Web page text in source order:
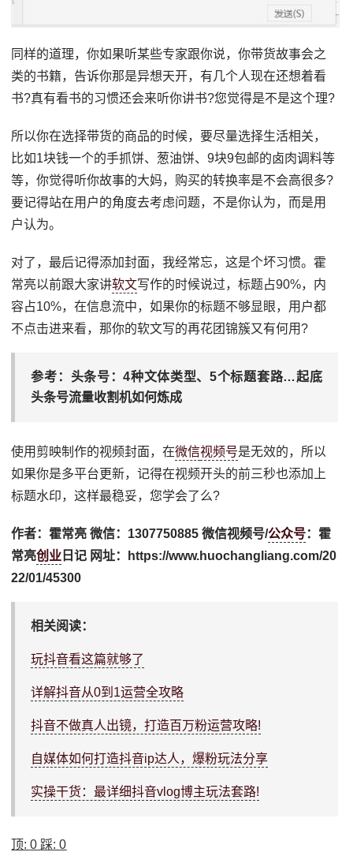
同样的道理，你如果听某些专家跟你说，你带货故事会之
类的书籍，告诉你那是异想天开，有几个人现在还想着看
书?真有看书的习惯还会来听你讲书?您觉得是不是这个理?
所以你在选择带货的商品的时候，要尽量选择生活相关，
比如1块钱一个的手抓饼、葱油饼、9块9包邮的卤肉调料等
等，你觉得听你故事的大妈，购买的转换率是不会高很多?
要记得站在用户的角度去考虑问题，不是你认为，而是用
户认为。
对了，最后记得添加封面，我经常忘，这是个坏习惯。霍
常亮以前跟大家讲软文写作的时候说过，标题占90%，内
容占10%，在信息流中，如果你的标题不够显眼，用户都
不点击进来看，那你的软文写的再花团锦簇又有何用?
参考：头条号：4种文体类型、5个标题套路…起底
头条号流量收割机如何炼成
使用剪映制作的视频封面，在微信视频号是无效的，所以
如果你是多平台更新，记得在视频开头的前三秒也添加上
标题水印，这样最稳妥，您学会了么?
作者：霍常亮 微信：1307750885 微信视频号/公众号：霍
常亮创业 日记 网址：https://www.huochangliang.com/20
22/01/45300
相关阅读：
玩抖音看这篇就够了
详解抖音从0到1运营全攻略
抖音不做真人出镜，打造百万粉运营攻略!
自媒体如何打造抖音ip达人，爆粉玩法分享
实操干货：最详细抖音vlog博主玩法套路!
顶:0 踩:0